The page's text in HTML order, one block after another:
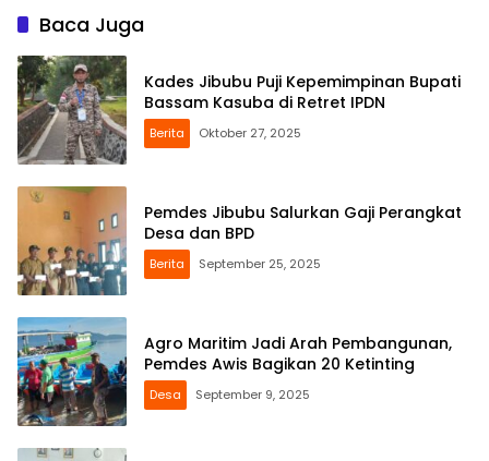
Baca Juga
Kades Jibubu Puji Kepemimpinan Bupati
Bassam Kasuba di Retret IPDN
Berita Oktober 27, 2025
Pemdes Jibubu Salurkan Gaji Perangkat
Desa dan BPD
Berita September 25, 2025
Agro Maritim Jadi Arah Pembangunan,
Pemdes Awis Bagikan 20 Ketinting
Desa September 9, 2025